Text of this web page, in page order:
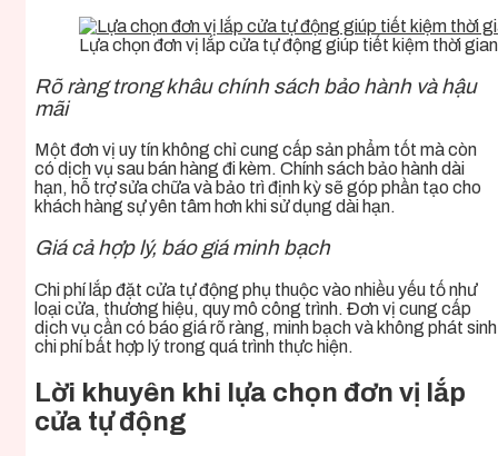
Lựa chọn đơn vị lắp cửa tự động giúp tiết kiệm thời
Rõ ràng trong khâu chính sách bảo hành và hậu
mãi
Một đơn vị uy tín không chỉ cung cấp sản phẩm tốt mà còn
có dịch vụ sau bán hàng đi kèm. Chính sách bảo hành dài
hạn, hỗ trợ sửa chữa và bảo trì định kỳ sẽ góp phần tạo cho
khách hàng sự yên tâm hơn khi sử dụng dài hạn.
Giá cả hợp lý, báo giá minh bạch
Chi phí lắp đặt cửa tự động phụ thuộc vào nhiều yếu tố như
loại cửa, thương hiệu, quy mô công trình. Đơn vị cung cấp
dịch vụ cần có báo giá rõ ràng, minh bạch và không phát sinh
chi phí bất hợp lý trong quá trình thực hiện.
Lời khuyên khi lựa chọn đơn vị lắp
cửa tự động